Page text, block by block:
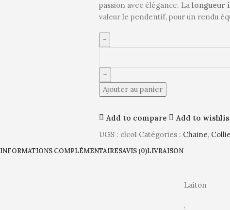
passion avec élégance. La longueur
valeur le pendentif, pour un rendu
Ajouter au panier
Add to compare
Add to
UGS : clco1 Catégories : Chaine,
INFORMATIONS COMPLÉMENTAIRESAVIS (0)LIVRAISON
Laiton
,